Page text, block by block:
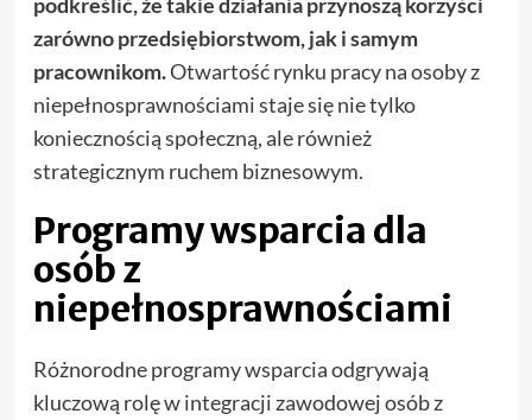
zarówno przedsiębiorstwom, jak i samym
pracownikom.Otwartość rynku pracy na osoby z
niepełnosprawnościami staje się nie tylko
koniecznością społeczną, ale również
strategicznym ruchem biznesowym.
Programy wsparcia dla
osób z
niepełnosprawnościami
Różnorodne programy wsparcia odgrywają
kluczową rolę w integracji zawodowej osób z